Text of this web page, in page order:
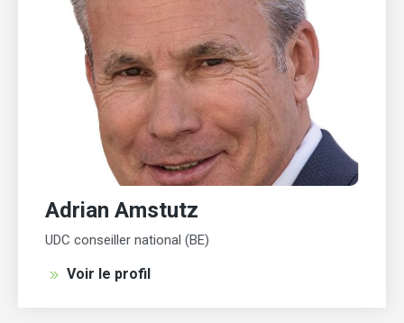
Adrian Amstutz
UDC conseiller national (BE)
Voir le profil